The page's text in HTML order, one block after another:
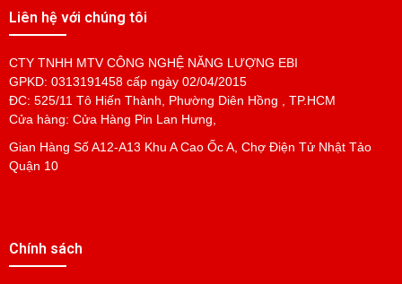
Pin MR-BAT6V1SET
Liên hệ
Pin Cell JZSP-BA01
Liên hệ với chúng tôi
CTY TNHH MTV CÔNG NGHỆ NĂNG LƯỢNG EBI
GPKD: 0313191458 cấp ngày 02/04/2015
ĐC: 525/11 Tô Hiến Thành, Phường Diên Hồng , TP.HCM
Cửa hàng: Cửa Hàng Pin Lan Hưng,
Gian Hàng Số A12-A13 Khu A Cao Ốc A, Chợ Điện Tử Nhật Tảo
Quận 10
Chính sách